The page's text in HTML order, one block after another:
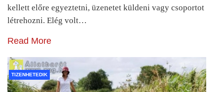
kellett előre egyeztetni, üzenetet küldeni vagy csoportot
létrehozni. Elég volt…
Read More
TIZENHETEDIK